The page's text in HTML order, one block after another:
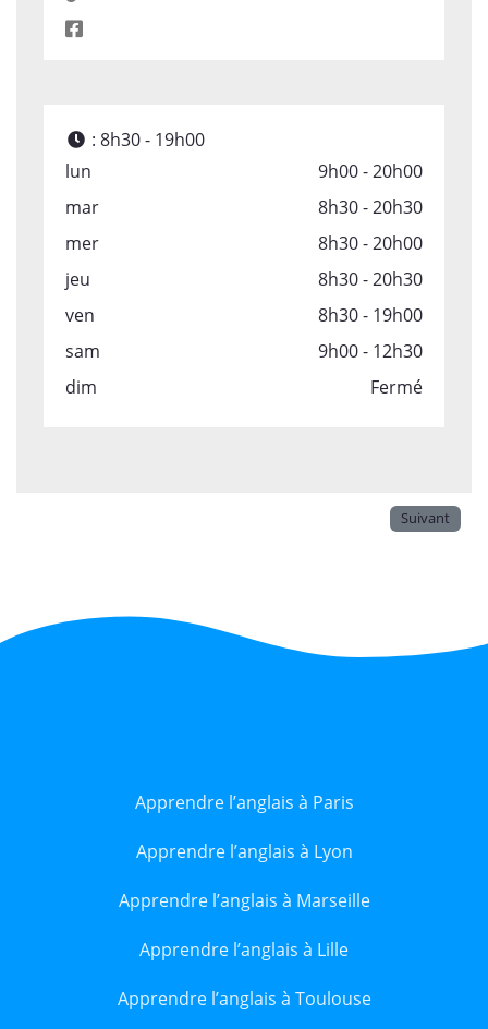
: 8h30 - 19h00
lun
9h00 - 20h00
mar
8h30 - 20h30
mer
8h30 - 20h00
jeu
8h30 - 20h30
ven
8h30 - 19h00
sam
9h00 - 12h30
dim
Fermé
Suivant
Apprendre l’anglais à Paris
Apprendre l’anglais à Lyon
Apprendre l’anglais à Marseille
Apprendre l’anglais à Lille
Apprendre l’anglais à Toulouse